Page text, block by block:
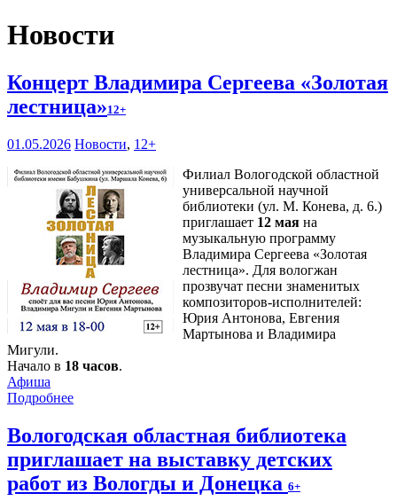
Новости
Концерт Владимира Сергеева «Золотая
лестница»12+
01.05.2026 Новости, 12+
Филиал Вологодской областной
универсальной научной
библиотеки (ул. М. Конева, д. 6.)
приглашает 12 мая на
музыкальную программу
Владимира Сергеева «Золотая
лестница». Для вологжан
прозвучат песни знаменитых
композиторов-исполнителей:
Юрия Антонова, Евгения
Мартынова и Владимира
Мигули.
Начало в 18 часов.
Афиша
Подробнее
Вологодская областная библиотека
приглашает на выставку детских
работ из Вологды и Донецка 6+